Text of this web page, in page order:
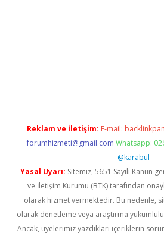
Reklam ve İletişim: E-mail:
forumhizmeti@gmail.com Whatsapp:
@karabul
Yasal Uyarı: Sitemiz, 5651 Sayılı Kanun
ve İletişim Kurumu (BTK) tarafından
olarak hizmet vermektedir. Bu nedenle,
olarak denetleme veya araştırma
Ancak, üyelerimiz yazdıkları içeriklerin